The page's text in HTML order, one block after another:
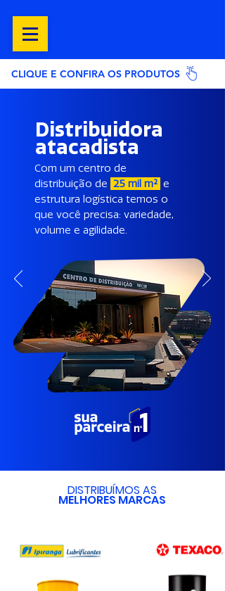
CLIQUE E CONFIRA OS PRODUTOS
Distribuidora
atacadista
Com um centro de
distribuição de 25 mil m² e
estrutura logística temos o
que você precisa: variedade,
volume e agilidade.
DISTRIBUÍMOS AS
MELHORES MARCAS